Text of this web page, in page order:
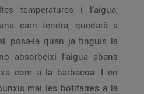
temperatures i l’aigua,
carn tendra, quedarà a
posa-la quan ja tinguis la
absorbeixi l’aigua abans
com a la barbacoa. I en
mai les botifarres a la